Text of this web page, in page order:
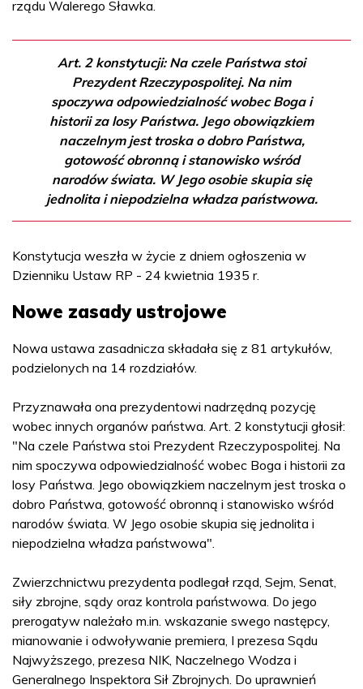
rządu Walerego Sławka.
Art. 2 konstytucji: Na czele Państwa stoi
Prezydent Rzeczypospolitej. Na nim
spoczywa odpowiedzialność wobec Boga i
historii za losy Państwa. Jego obowiązkiem
naczelnym jest troska o dobro Państwa,
gotowość obronną i stanowisko wśród
narodów świata. W Jego osobie skupia się
jednolita i niepodzielna władza państwowa.
Konstytucja weszła w życie z dniem ogłoszenia w
Dzienniku Ustaw RP - 24 kwietnia 1935 r.
Nowe zasady ustrojowe
Nowa ustawa zasadnicza składała się z 81 artykułów,
podzielonych na 14 rozdziałów.
Przyznawała ona prezydentowi nadrzędną pozycję
wobec innych organów państwa. Art. 2 konstytucji głosił:
"Na czele Państwa stoi Prezydent Rzeczypospolitej. Na
nim spoczywa odpowiedzialność wobec Boga i historii za
losy Państwa. Jego obowiązkiem naczelnym jest troska o
dobro Państwa, gotowość obronną i stanowisko wśród
narodów świata. W Jego osobie skupia się jednolita i
niepodzielna władza państwowa".
Zwierzchnictwu prezydenta podlegał rząd, Sejm, Senat,
siły zbrojne, sądy oraz kontrola państwowa. Do jego
prerogatyw należało m.in. wskazanie swego następcy,
mianowanie i odwoływanie premiera, I prezesa Sądu
Najwyższego, prezesa NIK, Naczelnego Wodza i
Generalnego Inspektora Sił Zbrojnych. Do uprawnień